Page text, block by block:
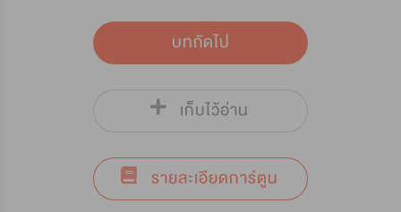
บทถัดไป
เก็บไว้อ่าน
รายละเอียดการ์ตูน